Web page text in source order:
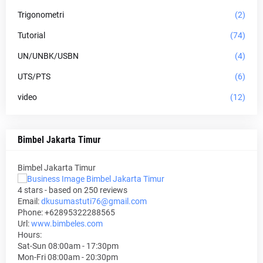
Trigonometri (2)
Tutorial (74)
UN/UNBK/USBN (4)
UTS/PTS (6)
video (12)
Bimbel Jakarta Timur
Bimbel Jakarta Timur
4 stars - based on 250 reviews
Email:dkusumastuti76@gmail.com
Phone:+62895322288565
Url:www.bimbeles.com
Hours:
Sat-Sun 08:00am - 17:30pm
Mon-Fri 08:00am - 20:30pm